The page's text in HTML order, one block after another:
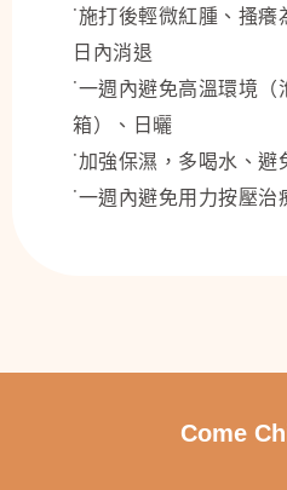
˙施打後輕微紅腫、搔
日內消退
˙一週內避免高溫環境
箱）、日曬
˙加強保濕，多喝水、避
˙一週內避免用力按壓治
Come